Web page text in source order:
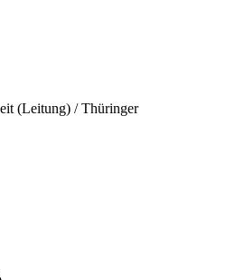
(Leitung) / Thüringer